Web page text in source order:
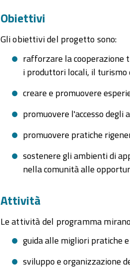
Obiettivi
Gli obiettivi del progetto sono:
rafforzare la cooperazione
i produttori locali, il
creare e promuovere
promuovere l'accesso
promuovere pratiche
sostenere gli ambienti di
nella comunità alle
Attività
Le attività del programma
guida alle migliori pratiche
sviluppo e organizzazione